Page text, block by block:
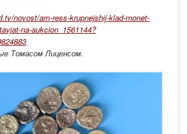
novost/am-ress-krupnejshij-klad-monet-
na-aukcion_1561144?
Томасом Лиценсом.